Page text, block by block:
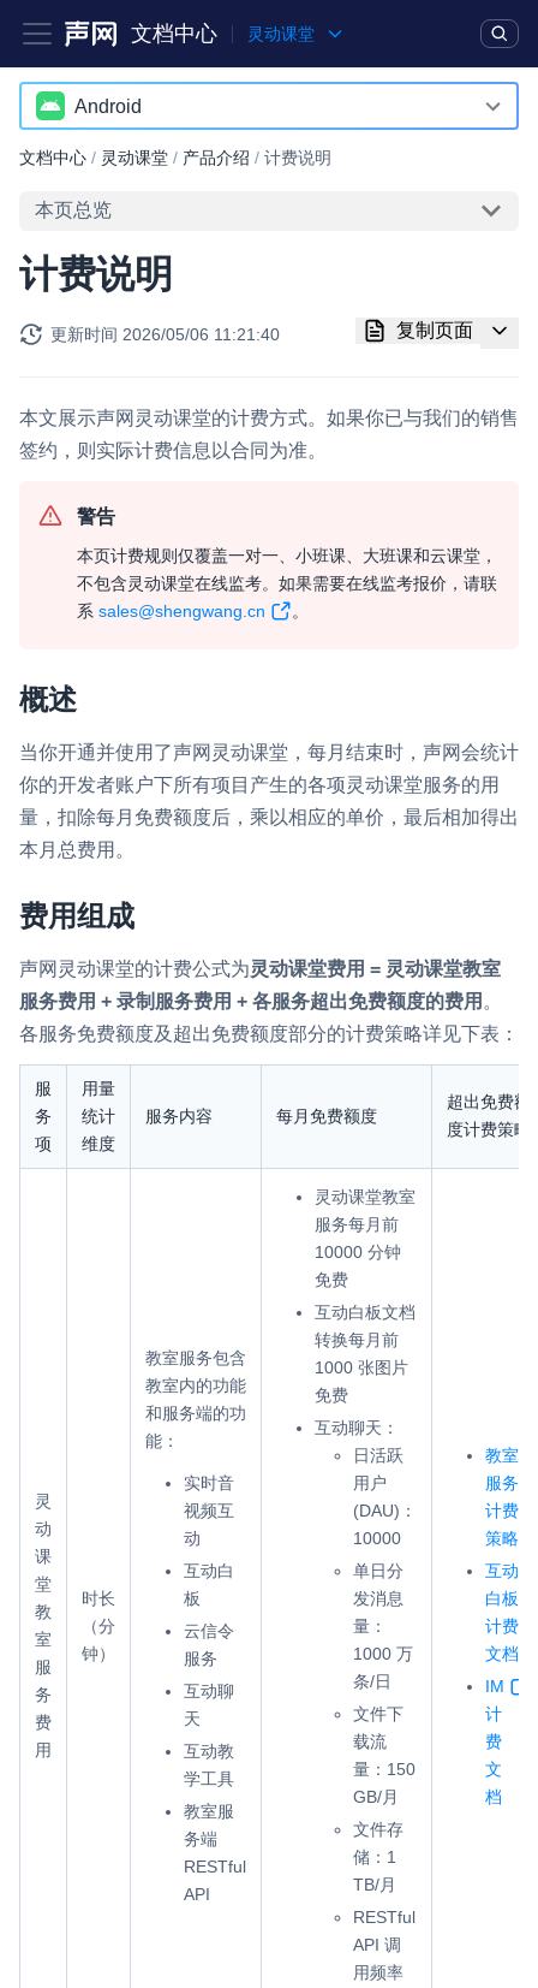
文档中心 灵动课堂
产品 解决方案
突破传统文字交互模式，与 AI 进行高拟真、自然流畅的实时语
音对话
扩展性和更优秀的互动效果
实时消息
解决方案
即时通讯 IM
一整套高可靠、低时延、高并发、安全、全球化的即时聊天云服
媒体流加速
为智能硬件提供优质的媒体流传输，实现人与人、人与物、物与
物的实时互动连接
快速实现实时的语音转写功能
互动白板
快速实现多人实时互动白板协作
微呼叫 NEW
实现智能硬件和微信小程序之间的实时音视频互通
集中展示声网主要产品及服务的综合服务质量及可用性信息
对实时音频和视频画面进行风险识别，并联动回调和业务处置流
一站式实时互动模块的选型、购买、账号打通
SDK 拓展插件
拓展 SDK 能力，打造更具个性化的音视频互动效果
使用录制、推流、拉流等服务丰富互动体验
云端录制
本地服务端录制
RTMP 网关
RTC 服务端 SDK
与 RTC 客户端 SDK 互通，实现收发流
PPT 转码服务
快速高效的文档转换解决方案
Android
Android
iOS
Web
Electron
RESTful
文档中心 / 灵动课堂 / 产品介绍 / 计费说明
本页总览
计费说明
更新时间 2026/05/06 11:21:40 复制页面
本文展示声网灵动课堂的计费方式。如果你已与我们的销售
签约，则实际计费信息以合同为准。
警告
本页计费规则仅覆盖一对一、小班课、大班课和云课堂，
不包含灵动课堂在线监考。如果需要在线监考报价，请联
系 sales@shengwang.cn 。
概述
当你开通并使用了声网灵动课堂，每月结束时，声网会统计
你的开发者账户下所有项目产生的各项灵动课堂服务的用
量，扣除每月免费额度后，乘以相应的单价，最后相加得出
本月总费用。
费用组成
声网灵动课堂的计费公式为灵动课堂费用 = 灵动课堂教室
服务费用 + 录制服务费用 + 各服务超出免费额度的费用 。
各服务免费额度及超出免费额度部分的计费策略详见下表：
服
务
项
用量
统计
维度
服务内容 每月免费额度
超出免费额
度计费策略
灵
动
课
堂
教
室
服
务
费
用
时长
（分
钟）
教室服务包含
教室内的功能
和服务端的功
能：
实时音
视频互
动
互动白
板
云信令
服务
互动聊
天
互动教
学工具
教室服
务端
RESTful
API
灵动课堂教室
服务每月前
10000 分钟
免费
互动白板文档
转换每月前
1000 张图片
免费
互动聊天：
日活跃
用户
(DAU)：
10000
单日分
发消息
量：
1000 万
条/日
文件下
载流
量：150
GB/月
文件存
储：1
TB/月
RESTful
API 调
用频率
教室
服务
计费
策略
互动
白板
计费
文档
IM
计
费
文
档